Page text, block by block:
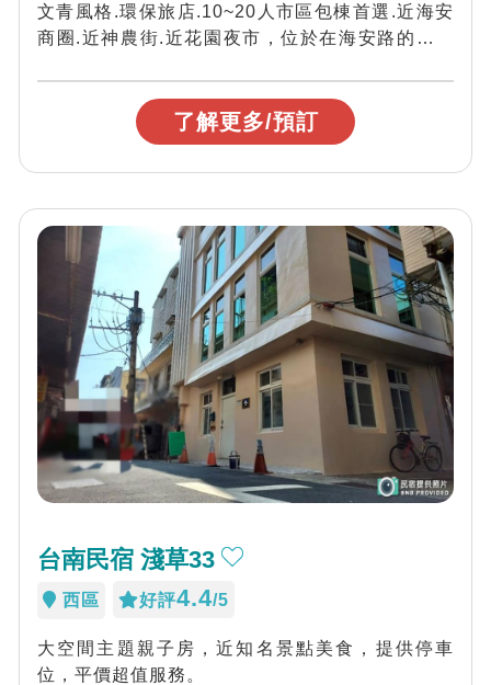
文青風格.環保旅店.10~20人市區包棟首選.近海安
商圈.近神農街.近花園夜市，位於在海安路的巷弄
了解更多/預訂
台南民宿 淺草33
西區 好評4.4/5
大空間主題親子房，近知名景點美食，提供停車
位，平價超值服務。